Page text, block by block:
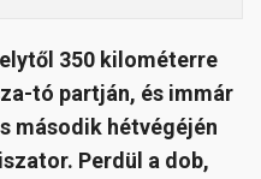
350 kilométerre
tó partján, és immár
második hétvégéjén
Perdül a dob,